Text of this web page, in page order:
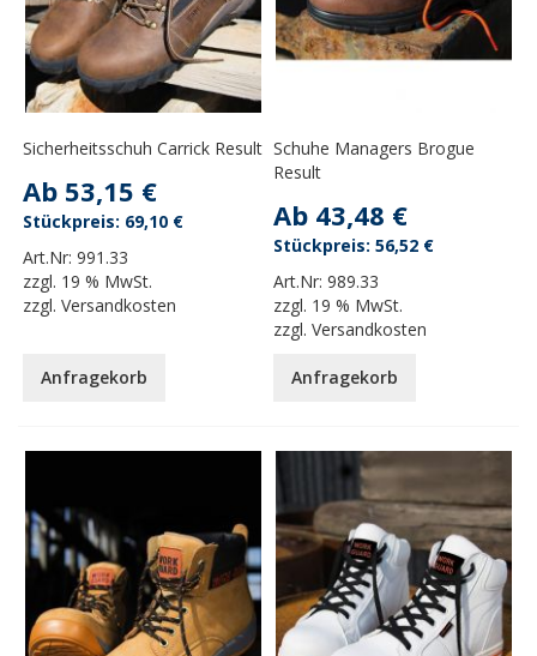
Sicherheitsschuh Carrick Result
Ab 53,15 €
Art.Nr:991.33
zzgl. 19 % MwSt.
zzgl.Versandkosten
69,10 €
Anfragekorb
Schuhe Managers Brogue
Result
Ab 43,48 €
Art.Nr:989.33
zzgl. 19 % MwSt.
zzgl.Versandkosten
56,52 €
Anfragekorb